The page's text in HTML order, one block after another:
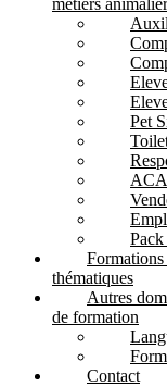
métiers
Pet
Formations
thématiques
Autres
de formation
Contact